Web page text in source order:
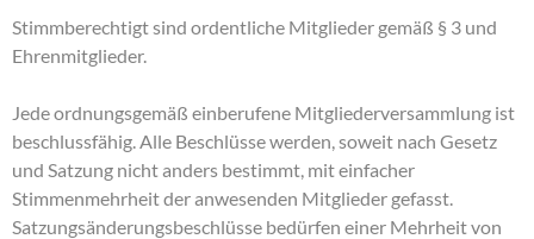
Stimmberechtigt sind ordentliche Mitglieder gemäß § 3 und
Ehrenmitglieder.
Jede ordnungsgemäß einberufene Mitgliederversammlung ist
beschlussfähig. Alle Beschlüsse werden, soweit nach Gesetz
und Satzung nicht anders bestimmt, mit einfacher
Stimmenmehrheit der anwesenden Mitglieder gefasst.
Satzungsänderungsbeschlüsse bedürfen einer Mehrheit von